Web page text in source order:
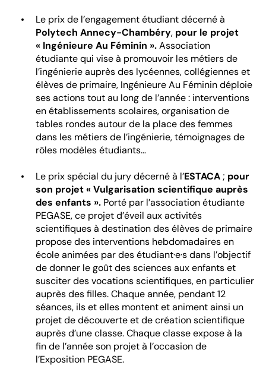
Le prix de l’engagement étudiant décerné à
Polytech Annecy-Chambéry, pour le projet
« Ingénieure Au Féminin ».Association
étudiante qui vise à promouvoir les métiers de
l’ingénierie auprès des lycéennes, collégiennes et
élèves de primaire, Ingénieure Au Féminin déploie
ses actions tout au long de l’année : interventions
en établissements scolaires, organisation de
tables rondes autour de la place des femmes
dans les métiers de l’ingénierie, témoignages de
rôles modèles étudiants…
Le prix spécial du jury décerné à l’ESTACA ; pour
son projet « Vulgarisation scientifique auprès
des enfants ». Porté par l’association étudiante
PEGASE, ce projet d’éveil aux activités
scientifiques à destination des élèves de primaire
propose des interventions hebdomadaires en
école animées par des étudiant·e·s dans l’objectif
de donner le goût des sciences aux enfants et
susciter des vocations scientifiques, en particulier
auprès des filles. Chaque année, pendant 12
séances, ils et elles montent et animent ainsi un
projet de découverte et de création scientifique
auprès d’une classe. Chaque classe expose à la
fin de l’année son projet à l’occasion de
l’Exposition PEGASE.